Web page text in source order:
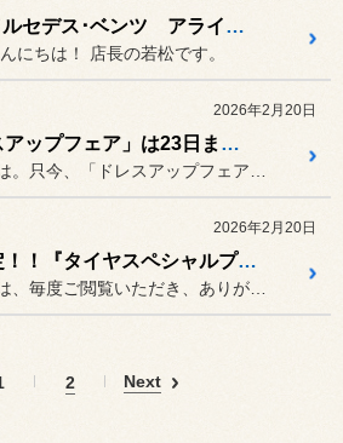
W124 メルセデス･ベンツ アライメント
にちは！ 店長の若松です。
2026年2月20日
「ドレスアップフェア」は23日まで！
2026年2月20日
期間限定！！『タイヤスペシャルプライスデー』開催！！
2 Next